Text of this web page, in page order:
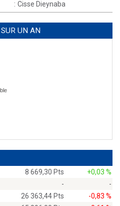
: Cisse Dieynaba
SUR UN AN
8 669,30 Pts
+0,03 %
-
-
26 363,44 Pts
-0,83 %